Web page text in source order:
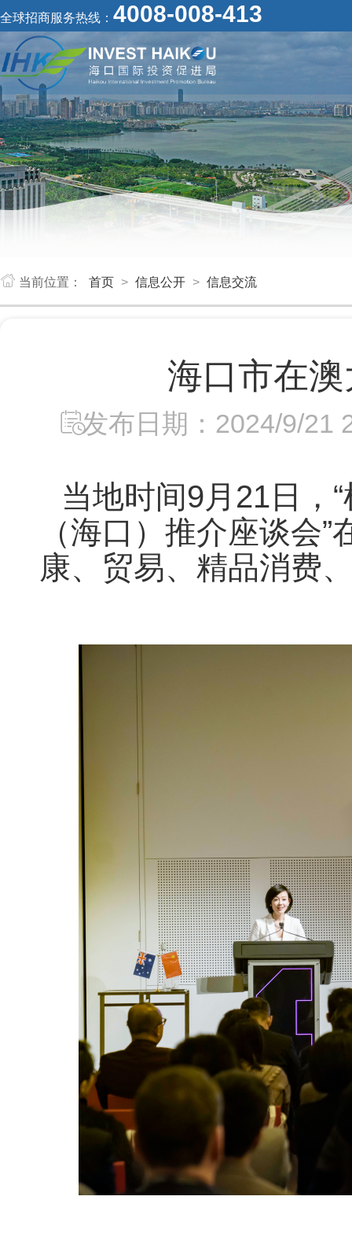
全球招商服务热线： 4008-008-413
当前位置： 首页 > 信息公开 > 信息交流
海口市在
发布日期：2024/9/21
当地时间9月21日
（海口）推介座谈会
康、贸易、精品消费